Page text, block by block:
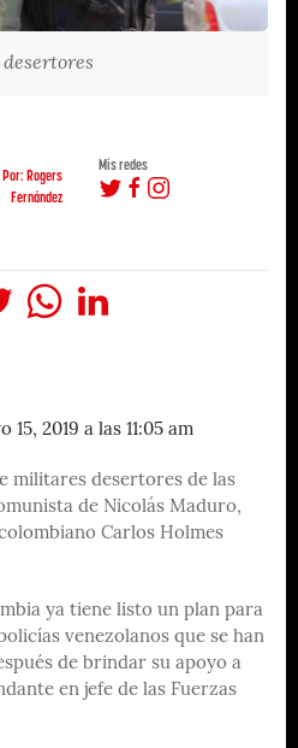
Por: Rogers
Fernández
Mis redes
2019 a las 11:05 am
militares desertores de las
de Nicolás Maduro,
Carlos Holmes
ya tiene listo un plan para
venezolanos que se han
de brindar su apoyo a
en jefe de las Fuerzas